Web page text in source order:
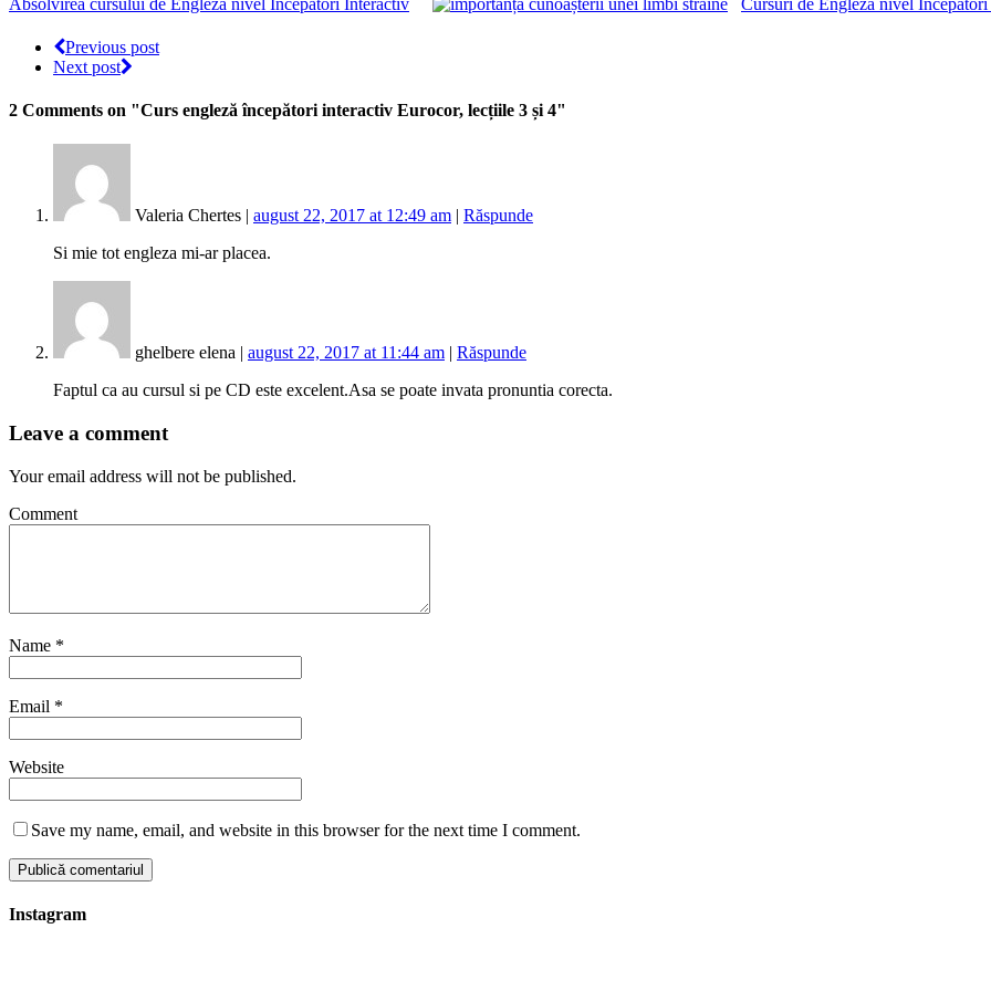
Previous post
Next post
2 Comments on "Curs engleză începători interactiv Eurocor, lecțiile 3 și 4"
Valeria Chertes | august 22, 2017 at 12:49 am | Răspunde
Si mie tot engleza mi-ar placea.
ghelbere elena | august 22, 2017 at 11:44 am | Răspunde
Faptul ca au cursul si pe CD este excelent.Asa se poate invata pronuntia corecta.
Leave a comment
Your email address will not be published.
Comment
Name *
Email *
Website
Save my name, email, and website in this browser for the next time I comment.
Instagram